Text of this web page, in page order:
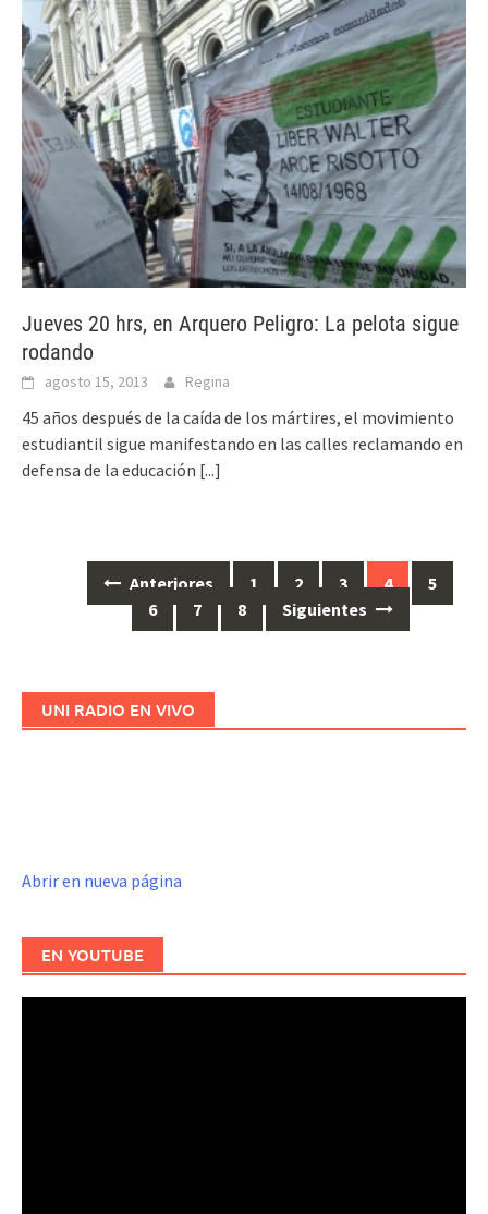
Jueves 20 hrs, en Arquero Peligro: La pelota sigue
rodando
agosto 15, 2013 Regina
45 años después de la caída de los mártires, el movimiento
estudiantil sigue manifestando en las calles reclamando en
defensa de la educación [...]
Anteriores 1 2 3 4
5
6
7 8 Siguientes
UNI RADIO EN VIVO
Abrir en nueva página
EN YOUTUBE